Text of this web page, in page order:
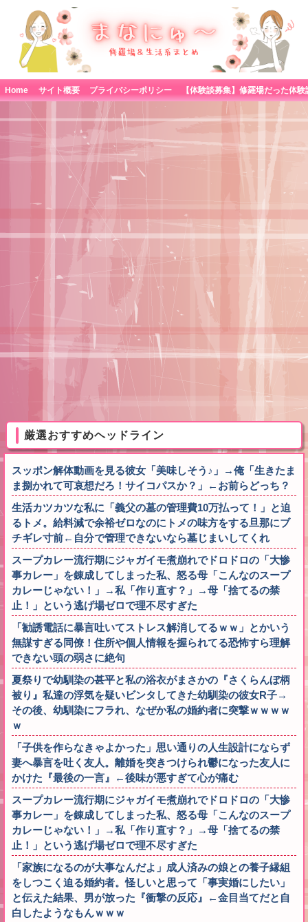
Home サイト概要 プライバシーポリシー
厳選おすすめヘッドライン
スッポン解体動画を見る彼女「美味しそう♪」→俺「生きたま
ま捌かれて可哀想だろ！サイコパスか？」←お前らどっち？
生活カツカツな私に「義父の墓の管理費10万払って！」と迫
るトメ。給料減で余裕ゼロなのにトメの味方をする旦那にブ
チギレ寸前←自分で管理できないなら墓じまいしてくれ
スープカレー流行期にジャガイモ煮崩れでドロドロの「大惨
事カレー」を錬成してしまった私、怒る母「こんなのスープ
カレーじゃない！」→私「作り直す？」→母「捨てるの禁
止！」という逃げ場ゼロで理不尽すぎた
「勧誘電話に暴言吐いてストレス解消してるｗｗ」とかいう
無謀すぎる同僚！住所や個人情報を握られてる恐怖すら理解
できない頭の弱さに絶句
夏祭りで幼馴染の甚平と私の浴衣がまさかの『さくらんぼ柄
被り』私達の浮気を疑いビンタしてきた幼馴染の彼女R子→
その後、幼馴染にフラれ、なぜか私の婚約者に突撃ｗｗｗｗ
ｗ
「子供を作らなきゃよかった」思い通りの人生設計にならず
妻へ暴言を吐く友人。離婚を突きつけられ鬱になった友人に
かけた『最後の一言』←後味が悪すぎて心が痛む
スープカレー流行期にジャガイモ煮崩れでドロドロの「大惨
事カレー」を錬成してしまった私、怒る母「こんなのスープ
カレーじゃない！」→私「作り直す？」→母「捨てるの禁
止！」という逃げ場ゼロで理不尽すぎた
「家族になるのが大事なんだよ」成人済みの娘との養子縁組
をしつこく迫る婚約者。怪しいと思って「事実婚にしたい」
と伝えた結果、男が放った『衝撃の反応』←金目当てだと自
白したようなもんｗｗｗ